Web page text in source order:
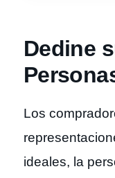
Dedine
Los
ideales, la